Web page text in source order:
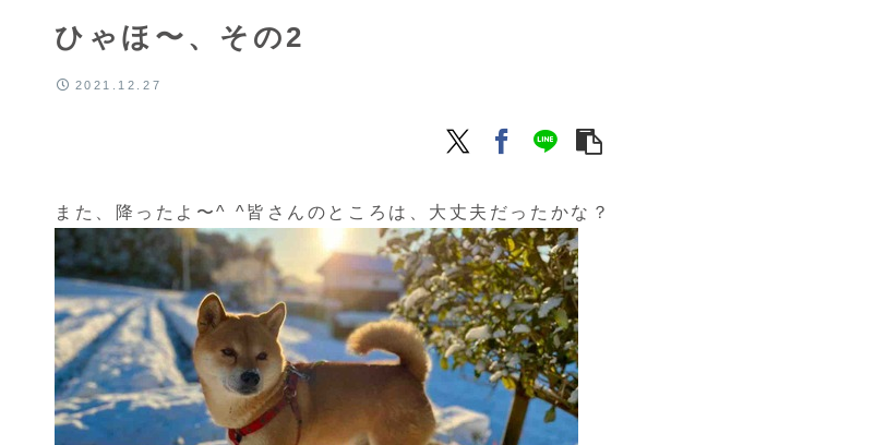
ひゃほ〜、その2
2021.12.27
また、降ったよ〜^ ^皆さんのところは、大丈夫だったかな？